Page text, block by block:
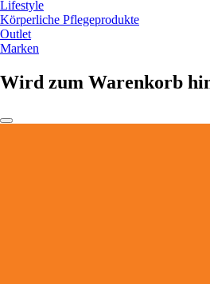
Lifestyle
Körperliche Pflegeprodukte
Outlet
Marken
Wird zum Warenkorb